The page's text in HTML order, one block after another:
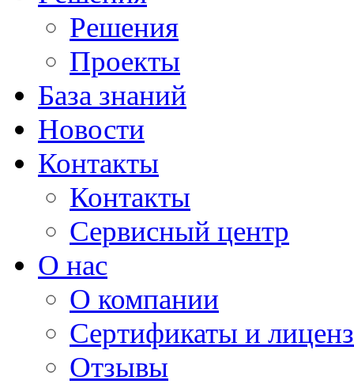
Решения
Проекты
База знаний
Новости
Контакты
Контакты
Сервисный центр
О нас
О компании
Сертификаты и
Отзывы